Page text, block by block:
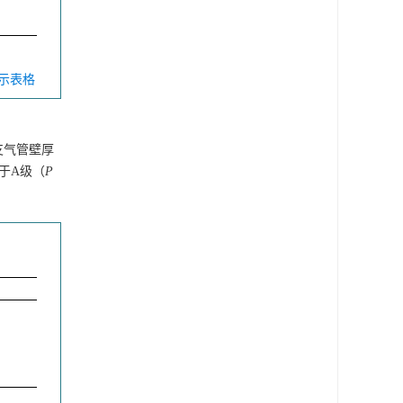
表格
气管壁厚
A级（P